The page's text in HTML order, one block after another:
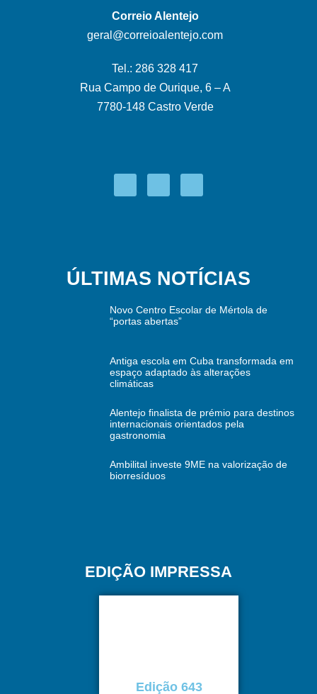
Correio Alentejo
geral@correioalentejo.com
Tel.: 286 328 417
Rua Campo de Ourique, 6 – A
7780-148 Castro Verde
ÚLTIMAS NOTÍCIAS
Novo Centro Escolar de Mértola de
“portas abertas”
Antiga escola em Cuba transformada em
espaço adaptado às alterações
climáticas
Alentejo finalista de prémio para destinos
internacionais orientados pela
gastronomia
Ambilital investe 9ME na valorização de
biorresíduos
EDIÇÃO IMPRESSA
Edição 643